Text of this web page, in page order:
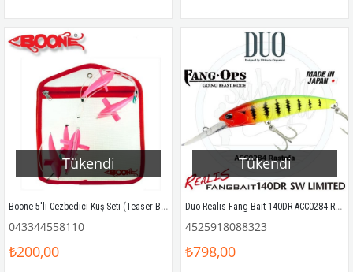
Tükendi
Boone 5'li Cezbedici Kuş Seti (Teaser Bird Daisy Chain) 14cm Pembe
043344558110
₺200,00
Tükendi
Duo Realis Fang Bait 140DR ACC0284 Rastafa
4525918088323
₺798,00